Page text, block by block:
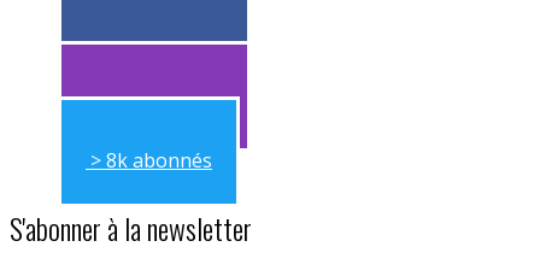
> 11k abonnés
> 11k abonnés
> 8k abonnés
S'abonner à la newsletter